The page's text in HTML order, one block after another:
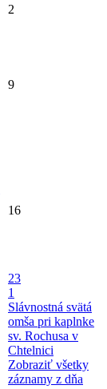
2
9
16
23
1
Slávnostná svätá
omša pri kaplnke
sv. Rochusa v
Chtelnici
Zobraziť všetky
záznamy z dňa